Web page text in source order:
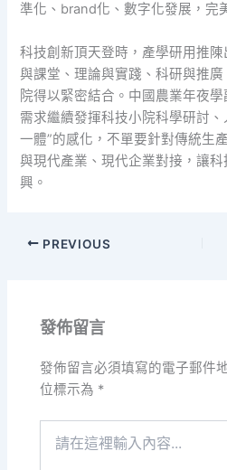
準化、brand化、數字化發展，完
科技創新頂天登時，產學研用推
與課堂、理論與實踐、科研與推
院得以緊密結合。中國農業年夜
需求繼續發揮科技小院科學研討
一體”的感化，不單要針對傳統生
與現代產業、現代企業對接，讓
興。
PREVIOUS
發佈留言
發佈留言必須填寫的電子郵件
位標示為 *